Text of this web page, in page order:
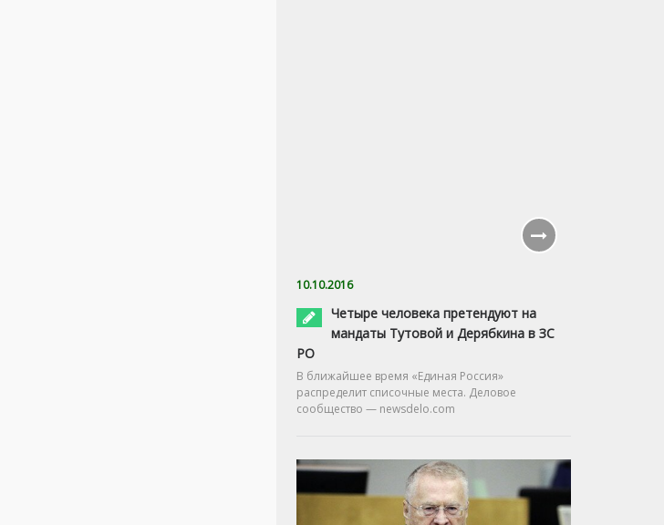
10.10.2016
Четыре человека претендуют на
мандаты Тутовой и Дерябкина в ЗС
РО
В ближайшее время «Единая Россия»
распределит списочные места. Деловое
сообщество — newsdelo.com